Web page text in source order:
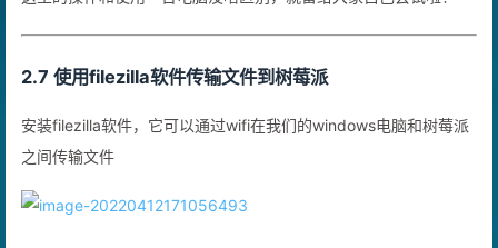
2.7 使用filezilla软件传输文件到树莓派
安装filezilla软件，它可以通过wifi在我们的windows电脑和树莓派
之间传输文件